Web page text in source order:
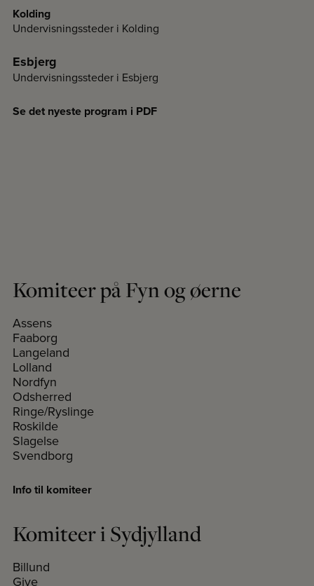
Kolding
Undervisningssteder i Kolding
Esbjerg
Undervisningssteder i Esbjerg
Se det nyeste program i PDF
Komiteer på Fyn og øerne
Assens
Faaborg
Langeland
Lolland
Nordfyn
Odsherred
Ringe/Ryslinge
Roskilde
Slagelse
Svendborg
Info til komiteer
Komiteer i Sydjylland
Billund
Give